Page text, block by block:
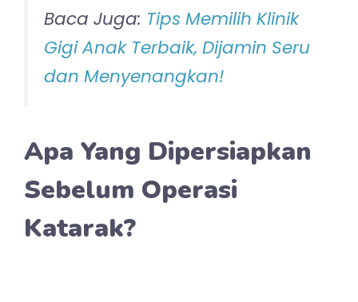
Baca Juga: Tips Memilih Klinik
Gigi Anak Terbaik, Dijamin Seru
dan Menyenangkan!
Apa Yang Dipersiapkan
Sebelum Operasi
Katarak?